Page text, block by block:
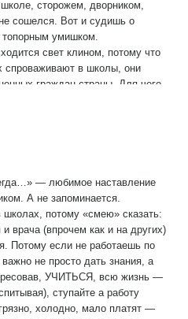
сторожем, дворником,
сошелся. Вот и судишь о
умишком.
свет клином, потому что
спроваживают в школы, они
граждан страны. Для чего
условия,
общества. А не деле
Читай, если способен на такой
открыть.
712964-poor_teacher
НЕ МОГУТ ПРОСТИТЬ
ПО ЛЮБОМУ ПОВОДУ И ПО
ПУГАЮТ СУДОМ
по «минному полю». Учитель
У него есть семья, свои дети.
— любимое наставление
А не запоминается.
школах, потому «смею» сказать:
врача (впрочем как и на других)
Потому если не работаешь по
не просто дать знания, а
УЧИТЬСЯ, всю жизнь —
ступайте а работу
холодно, мало платят —